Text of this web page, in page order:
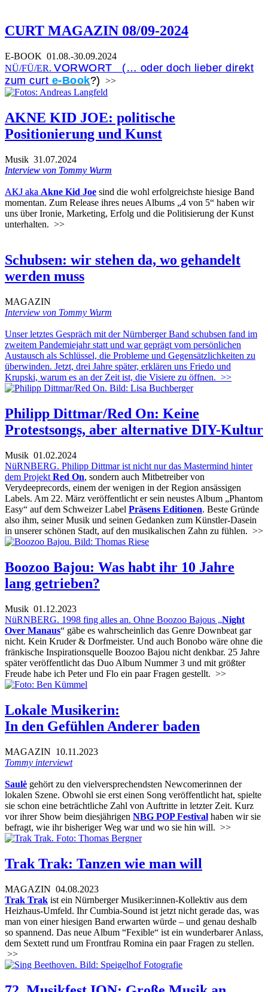
CURT MAGAZIN 08/09-2024
E-BOOK 01.08.-30.09.2024
NÜ/FÜ/ER. VORWORT (… oder doch lieber direkt
zum curt e-Book?) >>
AKNE KID JOE: politische
Positionierung und Kunst
Musik 31.07.2024
Interview von Tommy Wurm
AKJ aka Akne Kid Joe sind die wohl erfolgreichste hiesige Band
momentan. Zum Release ihres neues Albums „4 von 5“ haben wir
uns über Ironie, Marketing, Erfolg und die Politisierung der Kunst
unterhalten. >>
Schubsen: wir stehen da, wo gehandelt
werden muss
MAGAZIN
Interview von Tommy Wurm
Unser letztes Gespräch mit der Nürnberger Band schubsen fand im
zweitem Pandemiejahr statt und war geprägt vom persönlichen
Austausch als Schlüssel, die Probleme und Gegensätzlichkeiten zu
überwinden. Jetzt, drei Jahre später, erklären uns Friedo und
Krupski, warum es an der Zeit ist, die Visiere zu öffnen. >>
Philipp Dittmar/Red On: Keine
Protestsongs, aber alternative DIY-Kultur
Musik 01.02.2024
NüRNBERG. Philipp Dittmar ist nicht nur das Mastermind hinter
dem Projekt Red On, sondern auch Mitbetreiber von
Verydeeprecords, einem der wenigen in der Region ansässigen
Labels. Am 22. März veröffentlicht er sein neustes Album „Phantom
Easy“ auf dem Schweizer Label Präsens Editionen. Beste Gründe
also ihm, seiner Musik und seinen Gedanken zum Künstler-Dasein
in unserer schönen Stadt, auf den musikalischen Zahn zu fühlen. >>
Boozoo Bajou: Was habt ihr 10 Jahre
lang getrieben?
Musik 01.12.2023
NüRNBERG. 1998 fing alles an. Ohne Boozoo Bajous „Night
Over Manaus“ gäbe es wahrscheinlich das Genre Downbeat gar
nicht. Kein Kruder & Dorfmeister. Und auch Bonobo wäre ohne die
fränkische Inspirationsquelle Boozoo Bajou nicht denkbar. 25 Jahre
später veröffentlicht das Duo Album Nummer 3 und mit größter
Freude habe ich Peter und Flo ein paar Fragen gestellt. >>
Lokale Musikerin:
In den Gefühlen Anderer baden
MAGAZIN 10.11.2023
Tommy interviewt
Saulė gehört zu den vielversprechendsten Newcomerinnen der
lokalen Szene. Obwohl sie erst einen Song veröffentlicht hat, spielte
sie schon eine beträchtliche Zahl von Auftritte in letzter Zeit. Kurz
vor ihrer Show beim diesjährigen NBG POP Festival haben wir sie
befragt, wie ihr bisheriger Weg war und wo sie hin will. >>
Trak Trak: Tanzen wie man will
MAGAZIN 04.08.2023
Trak Trak ist ein Nürnberger Musiker:innen-Kollektiv aus dem
Heizhaus-Umfeld. Ihr Cumbia-Sound ist jetzt nicht gerade das, was
man von einer hiesigen Band erwarten würde – und genau deshalb
so spannend. Das neue Album “Fexible“ ist ein wunderbarer Anlass,
dem Sextett rund um Frontfrau Romina ein paar Fragen zu stellen.
>>